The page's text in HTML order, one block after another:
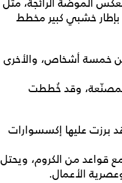
بإطار خشبي كبير مخطط
من خمسة أشخاص، والأخرى
المصنّعة، وقد خُططت
برزت عليها إكسسوارات
قواعد من الكروم، ويحتل
الأعمال.